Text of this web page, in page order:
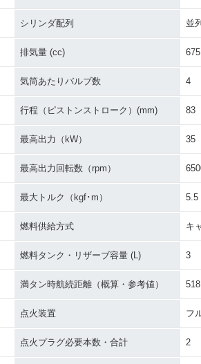
2004年 W650 Chrome
Version アップハンドル
2004年 W650 ロ
ドル仕様・マイナ
ンドル仕様・カラーチェ
1999年 W650 アップハ
1999年 W650 ロ
シリンダ配列 並
排気量 (cc) 675
気筒あたりバルブ数 4
行程（ピストンストローク）(mm) 83
最高出力（kW） 35
最高出力回転数（rpm）
最大トルク（kgf･m） 5.5
燃料供給方式 キ
燃料タンク・リザーブ容量 (L) 3
満タン時航続距離（概算・参考値）
点火装置 フ
点火プラグ必要本数・合計 2